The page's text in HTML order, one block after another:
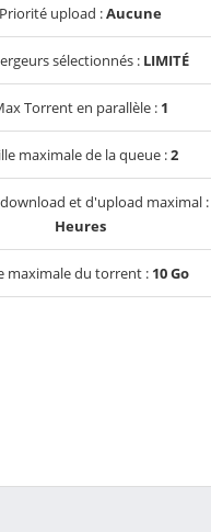
Priorité upload :Aucune
sélectionnés : LIMITÉ
Torrent en parallèle : 1
maximale de la queue :2
et d'upload maximal
Heures
maximale du torrent : 10 Go